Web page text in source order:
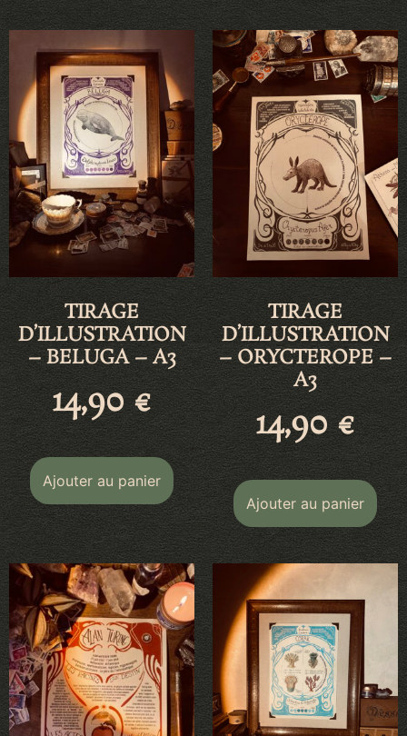
TIRAGE
D’ILLUSTRATION
– BELUGA – A3
14,90€
Ajouter au panier
TIRAGE
D’ILLUSTRATION
– ORYCTEROPE –
A3
14,90€
Ajouter au panier